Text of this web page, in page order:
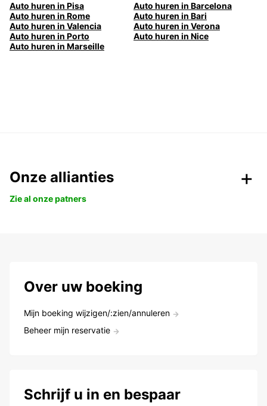
Auto huren in Pisa
Auto huren in Barcelona
Auto huren in Rome
Auto huren in Bari
Auto huren in Valencia
Auto huren in Verona
Auto huren in Porto
Auto huren in Nice
Auto huren in Marseille
Onze allianties
Zie al onze patners
Over uw boeking
Mijn boeking wijzigen/:zien/annuleren
Beheer mijn reservatie
Schrijf u in en bespaar